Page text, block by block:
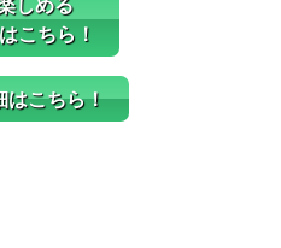
こちら！
こちら！